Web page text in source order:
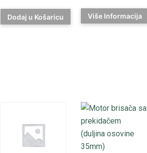
Dodaj u Košaricu Više Informacija